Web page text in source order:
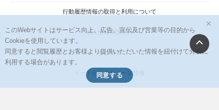
行動履歴情報の取得と利用について
個人情報保護方針
会社概要
イードからのリリース情報
このWebサイトはサービス向上、広告、宣伝及び営業等の目的から
Cookieを使用しています。
同意すると閲覧履歴とお客様より提供いただいた情報を紐付けて分析に
利用する場合があります。
同意する
×